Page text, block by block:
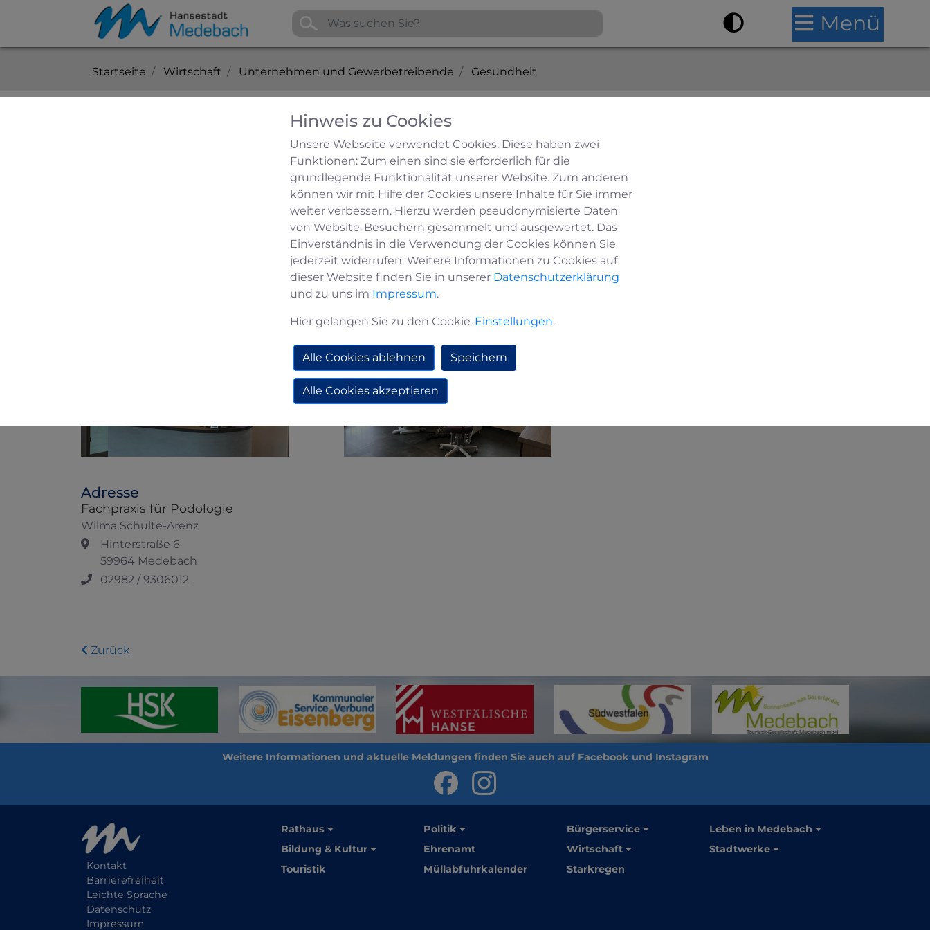
Menü
Startseite Wirtschaft Unternehmen und Gewerbetreibende Gesundheit
Podologische Dienstleistungen und Massage
In meiner barrierefreien Praxis mit Kassenzulassung biete ich podologische Komplexbehandlungen, Behandlungen von Fuß- und
Nagelpilz, Entfernung von Hühneraugen, Warzenbehandlungen und alles rund um das Wohlbefinden Ihrer Füße, an.
Adresse
Fachpraxis für Podologie
Wilma Schulte-Arenz
Hinterstraße 6
59964 Medebach
02982 / 9306012
Zurück
Kontakt
Barrierefreiheit
Leichte Sprache
Datenschutz
Impressum
Rathaus Politik Bürgerservice
Leben in Medebach
Bildung & Kultur
Ehrenamt Wirtschaft
Stadtwerke
Touristik
Müllabfuhrkalender Starkregen
Hinweis zu Cookies
Unsere Webseite verwendet Cookies. Diese haben zwei
Funktionen: Zum einen sind sie erforderlich für die
grundlegende Funktionalität unserer Website. Zum anderen
können wir mit Hilfe der Cookies unsere Inhalte für Sie immer
weiter verbessern. Hierzu werden pseudonymisierte Daten
von Website-Besuchern gesammelt und ausgewertet. Das
Einverständnis in die Verwendung der Cookies können Sie
jederzeit widerrufen. Weitere Informationen zu Cookies auf
dieser Website finden Sie in unserer Datenschutzerklärung
und zu uns im Impressum.
Hier gelangen Sie zu den Cookie-Einstellungen.
Alle Cookies ablehnen Speichern
Alle Cookies akzeptieren